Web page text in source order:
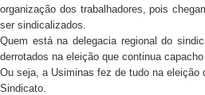
organização dos trabalhadores, pois
ser sindicalizados.
Quem está na delegacia regional do
derrotados na eleição que continua
Ou seja, a Usiminas fez de tudo na
Sindicato.